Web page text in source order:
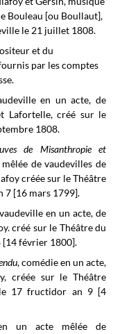
Bouleau [ou Boullaut],
le 21 juillet 1808.
et du
par les comptes
en un acte, de
Lafortelle, créé sur le
1808.
de Misanthropie et
de vaudevilles de
créée sur le Théâtre
7 [16 mars 1799].
en un acte, de
créé sur le Théâtre du
[14 février 1800].
, comédie en un acte,
créée sur le Théâtre
17 fructidor an 9 [4
un acte mêlée de